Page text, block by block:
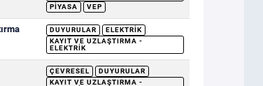
PIYASA
VEP
DUYURULAR
ELEKTRIK
KAYIT VE UZLAŞTIRMA -
ELEKTRIK
ÇEVRESEL
DUYURULAR
KAYIT VE UZLAŞTIRMA -